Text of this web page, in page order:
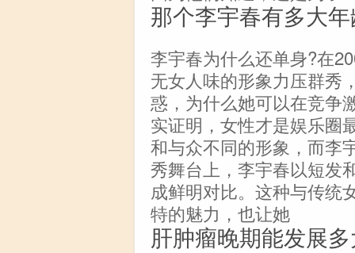
那个李宇春有多大
李宇春为什么还单身?在
无女人味的形象力压群秀
惑，为什么她可以在竞争
实证明，女性才是娱乐圈
和与众不同的形象，而李
秀舞台上，李宇春以短发
成鲜明对比。这种与传统
特的魅力，也让她
肝肿瘤晚期能发展